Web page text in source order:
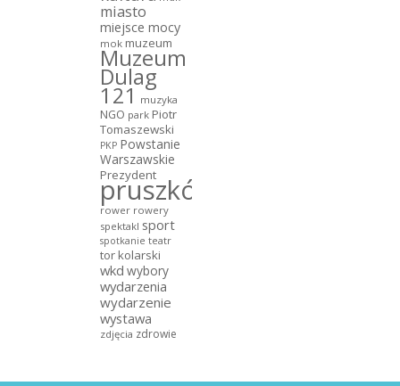
miasto
miejsce mocy
mok muzeum
Muzeum
Dulag
121 muzyka
NGO park Piotr
Tomaszewski
PKP Powstanie
Warszawskie
Prezydent
pruszków
rower rowery
spektakl sport
spotkanie teatr
tor kolarski
wkd wybory
wydarzenia
wydarzenie
wystawa
zdjęcia zdrowie